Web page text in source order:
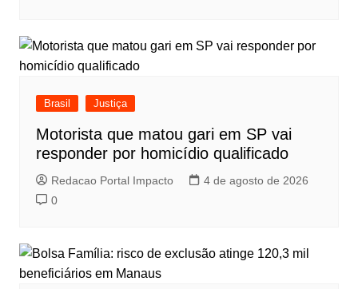
Brasil Justiça
Motorista que matou gari em SP vai
responder por homicídio qualificado
Redacao Portal Impacto
4 de agosto de 2026
0